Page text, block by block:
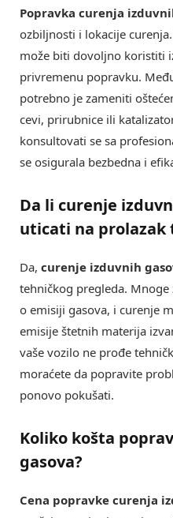
Popravka curenja
ozbiljnosti i lokacije
može biti dovoljno koristiti
privremenu popravku.
potrebno je zameniti
cevi, prirubnice ili
konsultovati se sa
se osigurala bezbedna i
Da li curenje
uticati na prolazak
Da, curenje izduvnih
tehničkog pregleda.
o emisiji gasova, i curenje
emisije štetnih materija
vaše vozilo ne prođe
moraćete da popravite
ponovo pokušati.
Koliko košta
gasova?
Cena popravke curenja